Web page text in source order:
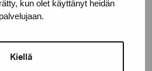
kun olet käyttänyt heidän
palvelujaan.
Kiellä